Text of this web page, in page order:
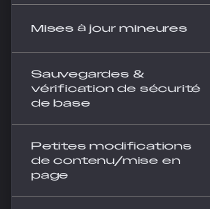
Mises à jour mineures
Sauvegardes &
vérification de sécurité
de base
Petites modifications
de contenu/mise en
page